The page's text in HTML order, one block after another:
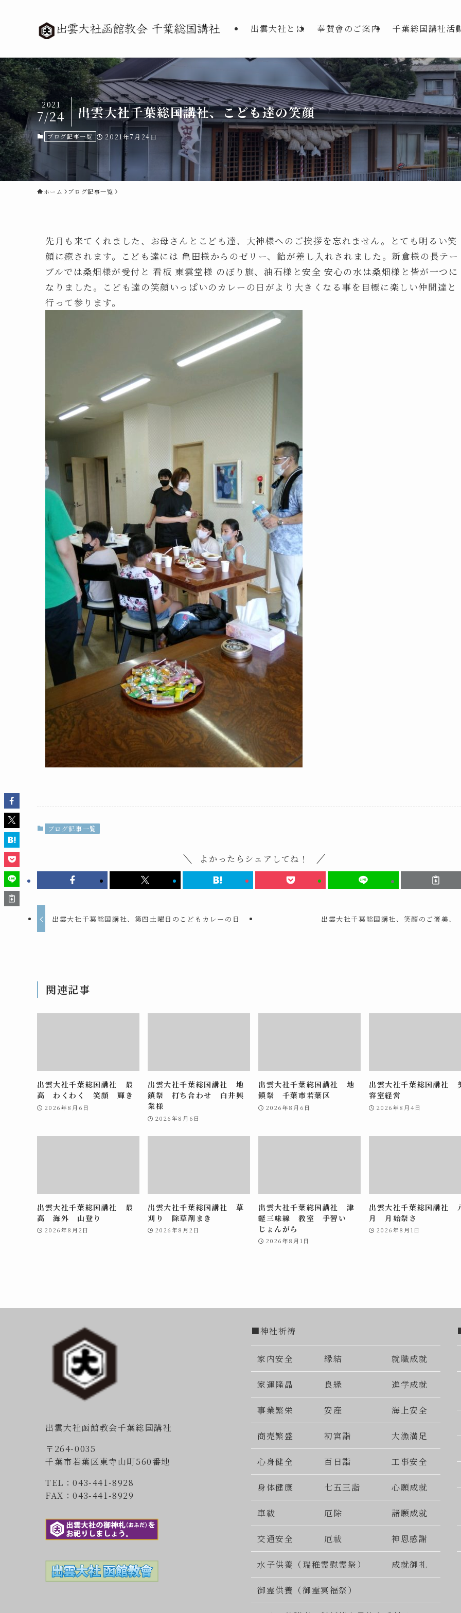
出雲大社とは 奉賛會のご案内 千葉総国講社活
出雲大社千葉総国講社、こども達の笑顔
2021
7/24
ブログ記事一覧 2021年7月24日
ホーム ブログ記事一覧
先月も来てくれました、お母さんとこども達、大神様へのご挨拶を忘れません。とても明るい笑
顔に癒されます。こども達には 亀田様からのゼリー、飴が差し入れされました。新倉様の長テー
ブルでは桑畑様が受付と 看板 東雲堂様 のぼり旗、油石様と安全 安心の水は桑畑様と皆が一つに
なりました。こども達の笑顔いっぱいのカレーの日がより大きくなる事を目標に楽しい仲間達と
行って参ります。
ブログ記事一覧
よかったらシェアしてね！
出雲大社千葉総国講社、第四土曜日のこどもカレーの日 出雲大社千葉総国講社、笑顔のご褒美、
関連記事
出雲大社千葉総国講社 最
高 わくわく 笑顔 輝き
2026年8月6日
出雲大社千葉総国講社 地
鎮祭 打ち合わせ 白井興
業様
2026年8月6日
出雲大社千葉総国講社 地
鎮祭 千葉市若葉区
2026年8月6日
出雲大社千葉総国講社
容室経営
2026年8月4日
出雲大社千葉総国講社 最
高 海外 山登り
2026年8月2日
出雲大社千葉総国講社 草
刈り 除草剤まき
2026年8月2日
出雲大社千葉総国講社 津
軽三味線 教室 手習い
じょんがら
2026年8月1日
出雲大社千葉総国講社
月 月始祭さ
2026年8月1日
出雲大社函館教会千葉総国講社
〒264-0035
千葉市若葉区東寺山町560番地
TEL：043-441-8928
FAX：043-441-8929
■神社祈祷
家内安全 縁結 就職成就
家運隆晶 良縁 進学成就
事業繁栄 安産 海上安全
商売繁盛 初宮詣 大漁満足
心身健全 百日詣 工事安全
身体健康 七五三詣 心願成就
車祓 厄除 諸願成就
交通安全 厄祓 神恩感謝
水子供養（瑞稚霊慰霊祭） 成就御礼
御霊供養（御霊冥福祭）